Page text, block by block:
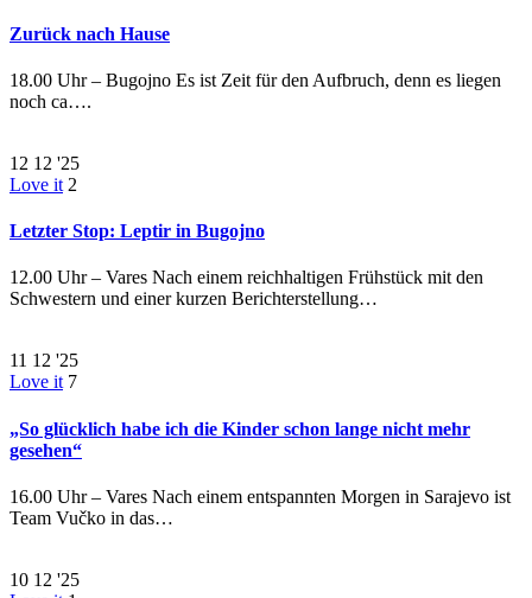
Zurück nach Hause
18.00 Uhr – Bugojno Es ist Zeit für den Aufbruch, denn es liegen
noch ca….
12 12 '25
Love it 2
Letzter Stop: Leptir in Bugojno
12.00 Uhr – Vares Nach einem reichhaltigen Frühstück mit den
Schwestern und einer kurzen Berichterstellung…
11 12 '25
Love it 7
„So glücklich habe ich die Kinder schon lange nicht mehr
gesehen“
16.00 Uhr – Vares Nach einem entspannten Morgen in Sarajevo ist
Team Vučko in das…
10 12 '25